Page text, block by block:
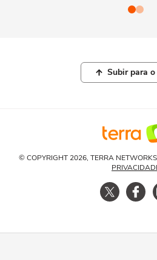
Subir para o
© COPYRIGHT 2026, TERRA